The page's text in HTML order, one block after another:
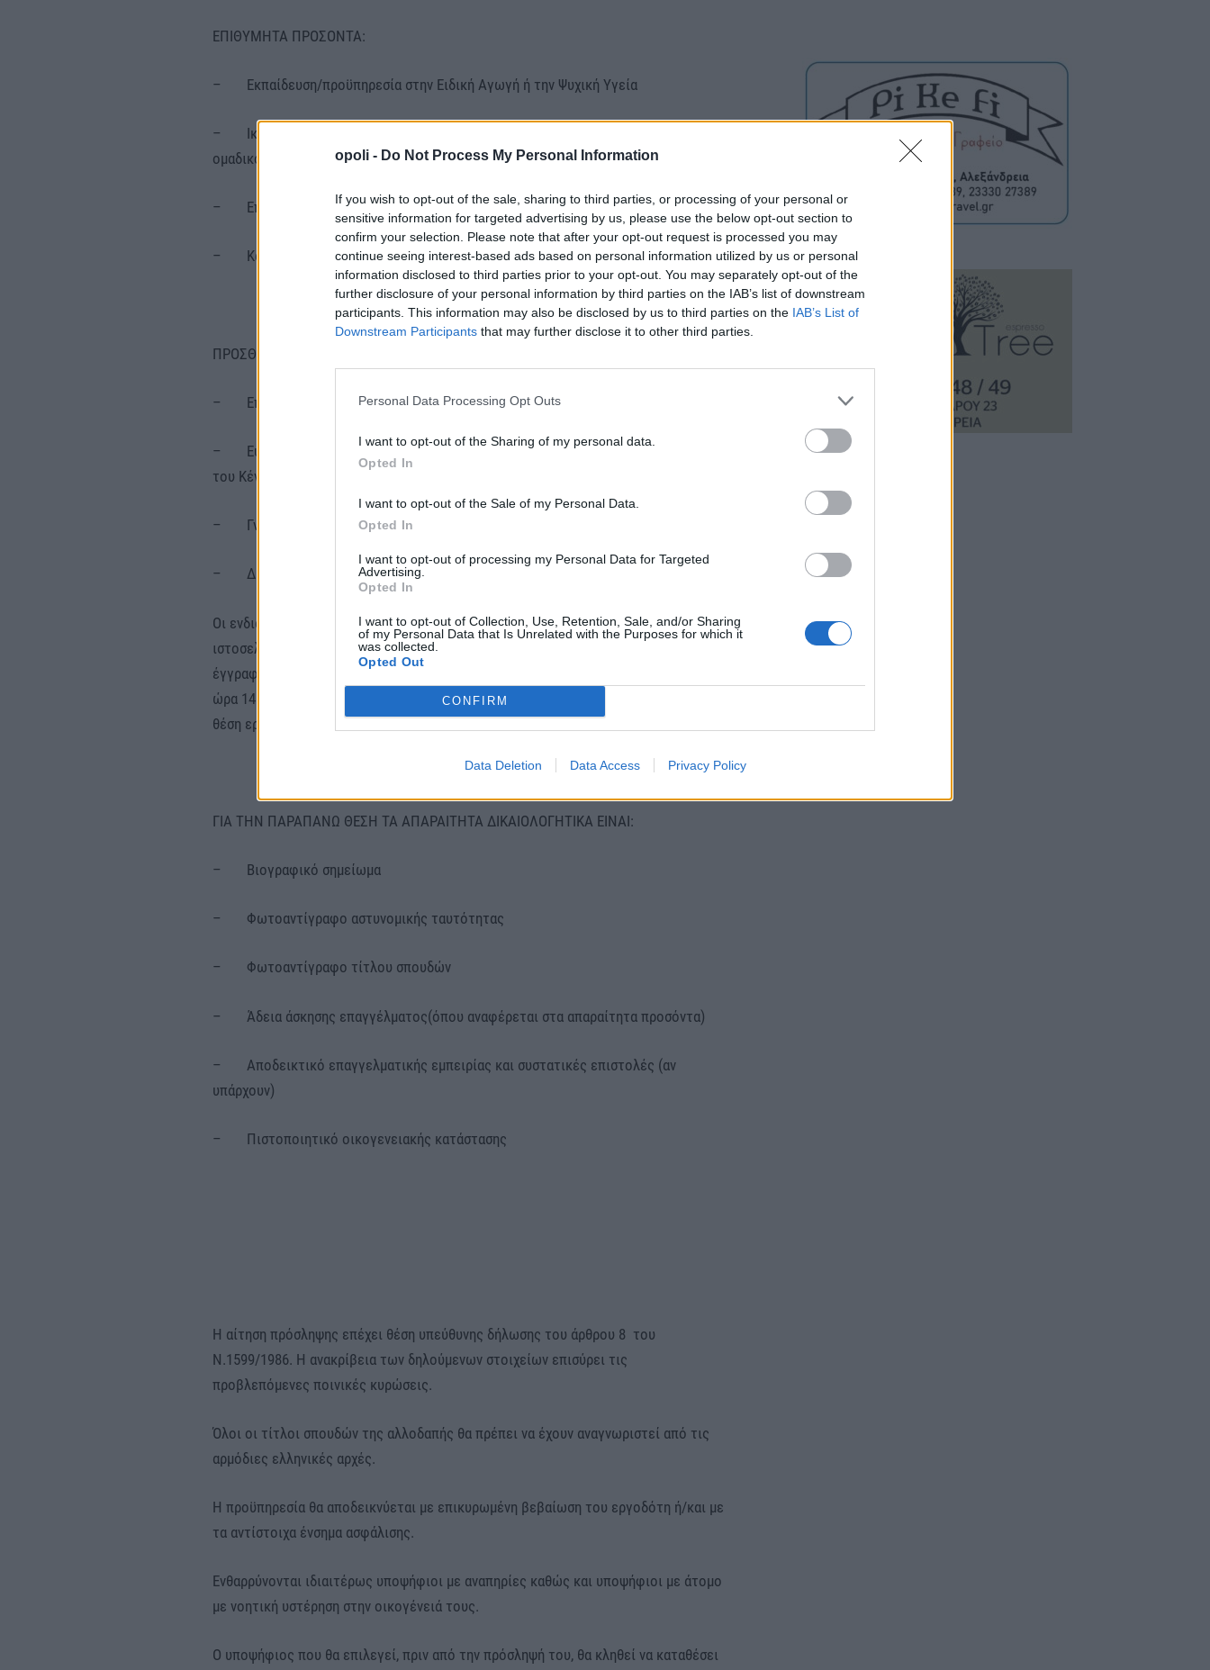
opoli - Do Not Process My Personal Information
If you wish to opt-out of the sale, sharing to third parties, or processing of your personal or
sensitive information for targeted advertising by us, please use the below opt-out section to
confirm your selection. Please note that after your opt-out request is processed you may
continue seeing interest-based ads based on personal information utilized by us or personal
information disclosed to third parties prior to your opt-out. You may separately opt-out of the
further disclosure of your personal information by third parties on the IAB’s list of downstream
participants. This information may also be disclosed by us to third parties on the IAB’s List of
Downstream Participants that may further disclose it to other third parties.
Personal Data Processing Opt Outs
I want to opt-out of the Sharing of my personal data.
Opted In
I want to opt-out of the Sale of my Personal Data.
Opted In
I want to opt-out of processing my Personal Data for Targeted
Advertising.
Opted In
I want to opt-out of Collection, Use, Retention, Sale, and/or Sharing
of my Personal Data that Is Unrelated with the Purposes for which it
was collected.
Opted Out
CONFIRM
Data Deletion Data Access Privacy Policy
ΕΠΙΘΥΜΗΤΑ ΠΡΟΣΟΝΤΑ:
– Εκπαίδευση/προϋπηρεσία στην Ειδική Αγωγή ή την Ψυχική Υγεία
– Ικανότητα σχεδιασμού προγράμματος παρέμβασης τόσο σε ατομικό όσο και σε
ομαδικό επίπεδο
– Επικοινωνιακές δεξιότητες
– Καλή γνώση Αγγλικών
ΠΡΟΣΘΕΤΑ ΠΡΟΣΟΝΤΑ:
– Επαγγελματική εμπειρία – Προϋπηρεσία σε αντίστοιχη θέση
– Ευχέρεια στην υλοποίηση προγραμμάτων που σχετίζονται με τη λειτουργία
του Κέντρου
– Γνώση δεύτερης ξένης γλώσσας
– Δίπλωμα οδήγησης
Οι ενδιαφερόμενοι/ες καλούνται να υποβάλουν αίτηση πρόσληψης (υπάρχει στην
ιστοσελίδα του συλλόγου: https://tapaidiatisanoixis.gr ) και τα συνοδευτικά
έγγραφά της, από την Τετάρτη 24.05.2023 έως και την Παρασκευή 30.06.2023 και
ώρα 14:30 ηλεκτρονικά στην διεύθυνση hr@tapaidiatisanoixis.gr με θέμα: Για την
θέση εργασίας (συμπληρώνοντας το τίτλο της θέσης π.χ. Εργοθεραπευτή).
ΓΙΑ ΤΗΝ ΠΑΡΑΠΑΝΩ ΘΕΣΗ ΤΑ ΑΠΑΡΑΙΤΗΤΑ ΔΙΚΑΙΟΛΟΓΗΤΙΚΑ ΕΙΝΑΙ:
– Βιογραφικό σημείωμα
– Φωτοαντίγραφο αστυνομικής ταυτότητας
– Φωτοαντίγραφο τίτλου σπουδών
– Άδεια άσκησης επαγγέλματος(όπου αναφέρεται στα απαραίτητα προσόντα)
– Αποδεικτικό επαγγελματικής εμπειρίας και συστατικές επιστολές (αν
υπάρχουν)
– Πιστοποιητικό οικογενειακής κατάστασης
Η αίτηση πρόσληψης επέχει θέση υπεύθυνης δήλωσης του άρθρου 8 του
Ν.1599/1986. Η ανακρίβεια των δηλούμενων στοιχείων επισύρει τις
προβλεπόμενες ποινικές κυρώσεις.
Όλοι οι τίτλοι σπουδών της αλλοδαπής θα πρέπει να έχουν αναγνωριστεί από τις
αρμόδιες ελληνικές αρχές.
Η προϋπηρεσία θα αποδεικνύεται με επικυρωμένη βεβαίωση του εργοδότη ή/και με
τα αντίστοιχα ένσημα ασφάλισης.
Ενθαρρύνονται ιδιαιτέρως υποψήφιοι με αναπηρίες καθώς και υποψήφιοι με άτομο
με νοητική υστέρηση στην οικογένειά τους.
Ο υποψήφιος που θα επιλεγεί, πριν από την πρόσληψή του, θα κληθεί να καταθέσει